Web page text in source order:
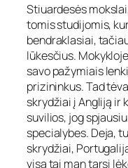
Stiuardesės
tomis studijomis,
bendraklasiai,
lūkesčius.
savo pažymiais
prizininkus. Tad
skrydžiai į Angliją ir
suvilios, jog
specialybes. Deja,
skrydžiai,
visa tai man tarsi